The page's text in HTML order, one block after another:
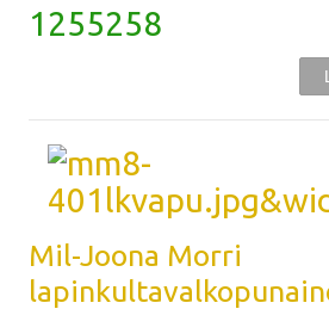
1255258
Mil-Joona Morri